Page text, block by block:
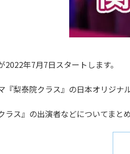
2022年7月7日スタートします。
『梨泰院クラス』の日本オリジナ
ラス』の出演者などについてまとめ